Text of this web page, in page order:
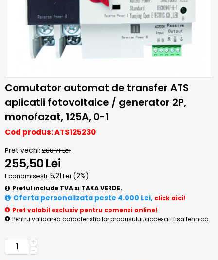
Comutator automat de transfer ATS
aplicatii fotovoltaice / generator 2P,
monofazat, 125A, 0-1
Cod produs: ATS125230
Pret vechi: 260,71 Lei
255,50Lei
Economisești: 5,21 Lei (2%)
Pretul include TVA si TAXA VERDE.
Oferta personalizata peste 4.000 Lei, click aici!
Pret valabil exclusiv pentru comenzi online!
Pentru validarea caracteristicilor produsului, accesati fisa tehnica.
+
−